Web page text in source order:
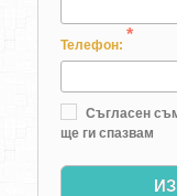
Телефон:
*
Съгласен
ще ги спазвам